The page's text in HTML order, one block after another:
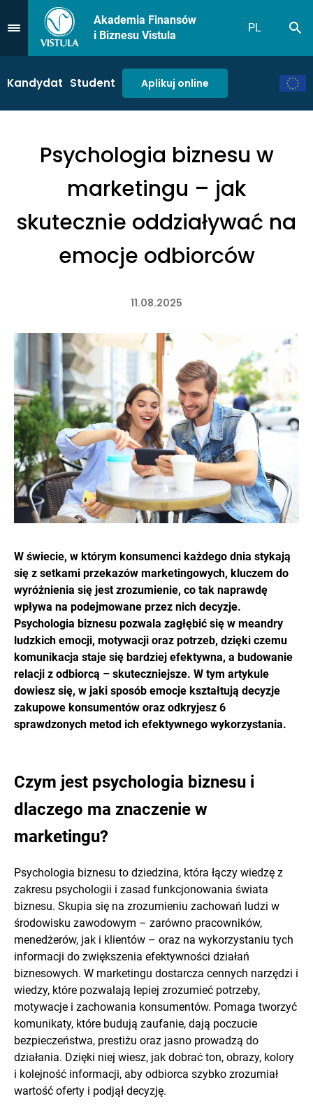
Przejdź do Menu
Akademia Finansów
i Biznesu Vistula
PL
Kandydat Student Aplikuj online
Psychologia biznesu w
marketingu – jak
skutecznie oddziaływać na
emocje odbiorców
11.08.2025
W świecie, w którym konsumenci każdego dnia stykają
się z setkami przekazów marketingowych, kluczem do
wyróżnienia się jest zrozumienie, co tak naprawdę
wpływa na podejmowane przez nich decyzje.
Psychologia biznesu pozwala zagłębić się w meandry
ludzkich emocji, motywacji oraz potrzeb, dzięki czemu
komunikacja staje się bardziej efektywna, a budowanie
relacji z odbiorcą – skuteczniejsze. W tym artykule
dowiesz się, w jaki sposób emocje kształtują decyzje
zakupowe konsumentów oraz odkryjesz 6
sprawdzonych metod ich efektywnego wykorzystania.
Czym jest psychologia biznesu i
dlaczego ma znaczenie w
marketingu?
Psychologia biznesu to dziedzina, która łączy wiedzę z
zakresu psychologii i zasad funkcjonowania świata
biznesu. Skupia się na zrozumieniu zachowań ludzi w
środowisku zawodowym – zarówno pracowników,
menedżerów, jak i klientów – oraz na wykorzystaniu tych
informacji do zwiększenia efektywności działań
biznesowych. W marketingu dostarcza cennych narzędzi i
wiedzy, które pozwalają lepiej zrozumieć potrzeby,
motywacje i zachowania konsumentów. Pomaga tworzyć
komunikaty, które budują zaufanie, dają poczucie
bezpieczeństwa, prestiżu oraz jasno prowadzą do
działania. Dzięki niej wiesz, jak dobrać ton, obrazy, kolory
i kolejność informacji, aby odbiorca szybko zrozumiał
wartość oferty i podjął decyzję.